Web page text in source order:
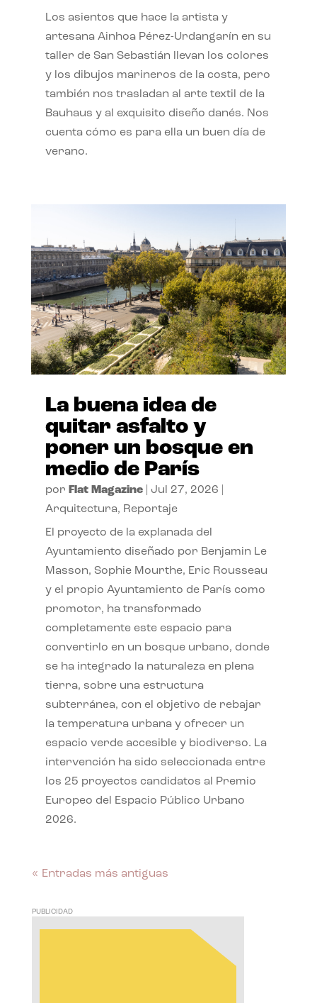
Los asientos que hace la artista y
artesana Ainhoa Pérez-Urdangarín en su
taller de San Sebastián llevan los colores
y los dibujos marineros de la costa, pero
también nos trasladan al arte textil de la
Bauhaus y al exquisito diseño danés. Nos
cuenta cómo es para ella un buen día de
verano.
La buena idea de
quitar asfalto y
poner un bosque en
medio de París
por Flat Magazine| Jul 27, 2026
Arquitectura, Reportaje
El proyecto de la explanada del
Ayuntamiento diseñado por Benjamin Le
Masson, Sophie Mourthe, Eric Rousseau
y el propio Ayuntamiento de París como
promotor, ha transformado
completamente este espacio para
convertirlo en un bosque urbano, donde
se ha integrado la naturaleza en plena
tierra, sobre una estructura
subterránea, con el objetivo de rebajar
la temperatura urbana y ofrecer un
espacio verde accesible y biodiverso. La
intervención ha sido seleccionada entre
los 25 proyectos candidatos al Premio
Europeo del Espacio Público Urbano
2026.
« Entradas más antiguas
PUBLICIDAD